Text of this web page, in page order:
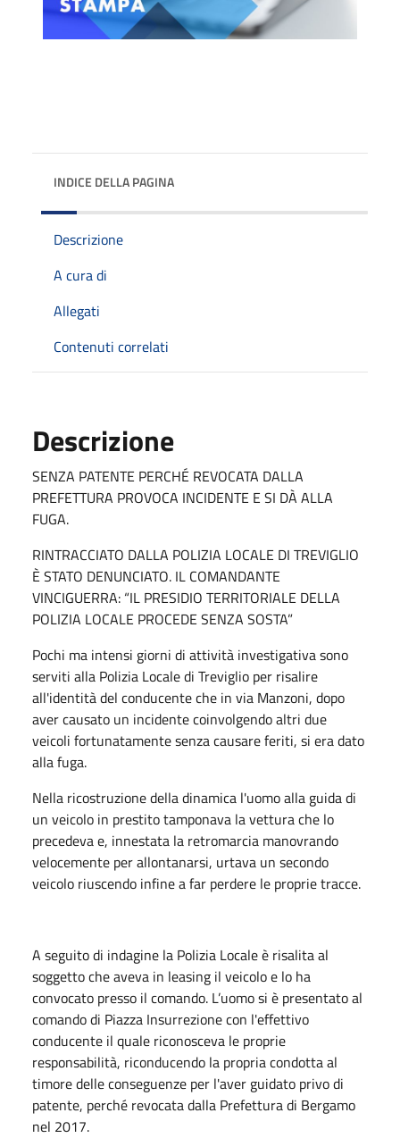
INDICE DELLA PAGINA
Descrizione
A cura di
Allegati
Contenuti correlati
Descrizione
SENZA PATENTE PERCHÉ REVOCATA DALLA
PREFETTURA PROVOCA INCIDENTE E SI DÀ ALLA
FUGA.
RINTRACCIATO DALLA POLIZIA LOCALE DI TREVIGLIO
È STATO DENUNCIATO. IL COMANDANTE
VINCIGUERRA: “IL PRESIDIO TERRITORIALE DELLA
POLIZIA LOCALE PROCEDE SENZA SOSTA”
Pochi ma intensi giorni di attività investigativa sono
serviti alla Polizia Locale di Treviglio per risalire
all'identità del conducente che in via Manzoni, dopo
aver causato un incidente coinvolgendo altri due
veicoli fortunatamente senza causare feriti, si era dato
alla fuga.
Nella ricostruzione della dinamica l'uomo alla guida di
un veicolo in prestito tamponava la vettura che lo
precedeva e, innestata la retromarcia manovrando
velocemente per allontanarsi, urtava un secondo
veicolo riuscendo infine a far perdere le proprie tracce.
A seguito di indagine la Polizia Locale è risalita al
soggetto che aveva in leasing il veicolo e lo ha
convocato presso il comando. L’uomo si è presentato al
comando di Piazza Insurrezione con l'effettivo
conducente il quale riconosceva le proprie
responsabilità, riconducendo la propria condotta al
timore delle conseguenze per l'aver guidato privo di
patente, perché revocata dalla Prefettura di Bergamo
nel 2017.